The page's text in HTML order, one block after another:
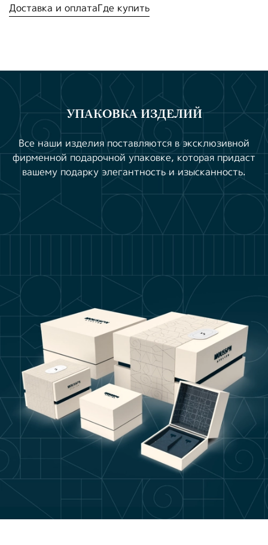
Доставка и оплатаГде купить
УПАКОВКА ИЗДЕЛИЙ
Все наши изделия поставляются в эксклюзивной
фирменной подарочной упаковке, которая придаст
вашему подарку элегантность и изысканность.